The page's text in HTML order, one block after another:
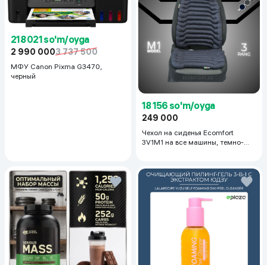
218 021 so'm/oyga
2 990 0003 737 500
МФУ Canon Pixma G3470,
черный
18 156 so'm/oyga
249 000
Чехол на сиденья Ecomfort
3V1M1 на все машины, темно-